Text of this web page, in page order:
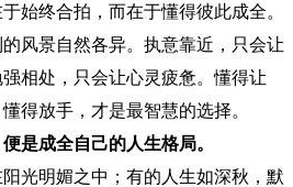
始终合拍，而在于懂得彼此成全。
风景自然各异。执意靠近，只会让
相处，只会让心灵疲惫。懂得让
得放手，才是最智慧的选择。
是成全自己的人生格局。
光明媚之中；有的人生如深秋，默